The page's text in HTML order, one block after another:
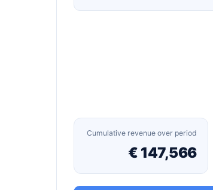
Cumulative revenue over period
147,566 €